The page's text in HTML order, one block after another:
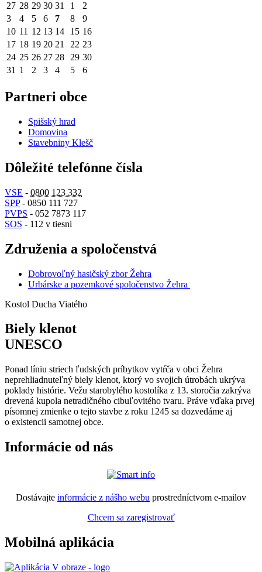
27 28 29 30 31 1
2
3
4 5 6 7 8
9
10 11 12 13 14 15 16
17 18 19 20 21 22 23
24 25 26 27 28 29 30
31 1 2 3 4 5 6
Partneri obce
Spišský hrad
Domovina
Stavebniny Klešč
Dôležité telefónne čísla
VSE - 0800 123 332
SPP- 0850 111 727
PVPS - 052 7873 117
SOS - 112 v tiesni
Združenia a spoločenstvá
Dobrovoľný hasičský zbor Žehra
Urbárske a pozemkové spoločenstvo Žehra
Kostol Ducha Viatého
Biely klenot
UNESCO
Ponad líniu striech ľudských príbytkov vytŕča v obci Žehra
neprehliadnuteľný biely klenot, ktorý vo svojich útrobách ukrýva
poklady histórie. Vežu starobylého kostolíka z 13. storočia zakrýva
drevená kupola netradičného cibuľovitého tvaru. Práve vďaka prvej
písomnej zmienke o tejto stavbe z roku 1245 sa dozvedáme aj
o existencii samotnej obce.
Informácie od nás
Dostávajte informácie z nášho webu prostredníctvom e-mailov
Chcem sa zaregistrovať
Mobilná aplikácia